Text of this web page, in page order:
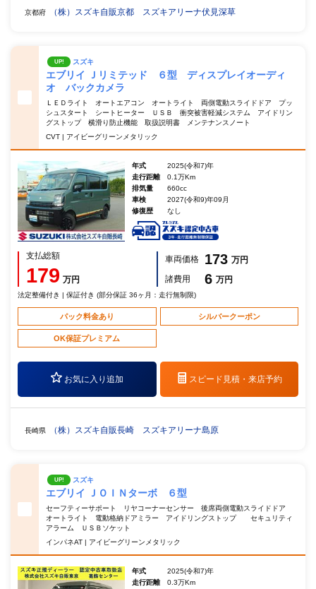
京都府 （株）スズキ自販京都 スズキアリーナ伏見深草
UP! スズキ
エブリイ Ｊリミテッド ６型 ディスプレイオーディ
オ バックカメラ
ＬＥＤライト オートエアコン オートライト 両側電動スライドドア プッ
シュスタート シートヒーター ＵＳＢ 衝突被害軽減システム アイドリン
グストップ 横滑り防止機能 取扱説明書 メンテナンスノート
CVT | アイビーグリーンメタリック
年式
2025(令和7)年
走行距離
0.1万Km
排気量
660cc
車検
2027(令和9)年09月
修復歴
なし
支払総額
179 万円
車両価格 173 万円
諸費用
6 万円
法定整備付き | 保証付き (部分保証 36ヶ月：走行無制限)
パック料金あり シルバークーポン
OK保証プレミアム
お気に入り追加 スピード見積・ 来店予約
長崎県 （株）スズキ自販長崎 スズキアリーナ島原
UP! スズキ
エブリイ ＪＯＩＮターボ ６型
セーフティーサポート リヤコーナーセンサー 後席両側電動スライドドア
オートライト 電動格納ドアミラー アイドリングストップ セキュリティ
アラーム ＵＳＢソケット
インパネAT | アイビーグリーンメタリック
年式
2025(令和7)年
走行距離
0.3万Km